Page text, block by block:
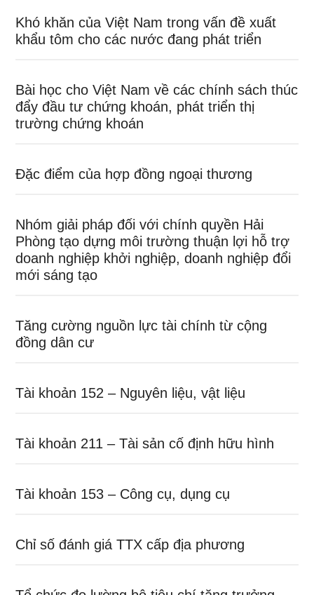
Khó khăn của Việt Nam trong vấn đề xuất
khẩu tôm cho các nước đang phát triển
Bài học cho Việt Nam về các chính sách thúc
đẩy đầu tư chứng khoán, phát triển thị
trường chứng khoán
Đặc điểm của hợp đồng ngoại thương
Nhóm giải pháp đối với chính quyền Hải
Phòng tạo dựng môi trường thuận lợi hỗ trợ
doanh nghiệp khởi nghiệp, doanh nghiệp đổi
mới sáng tạo
Tăng cường nguồn lực tài chính từ cộng
đồng dân cư
Tài khoản 152 – Nguyên liệu, vật liệu
Tài khoản 211 – Tài sản cố định hữu hình
Tài khoản 153 – Công cụ, dụng cụ
Chỉ số đánh giá TTX cấp địa phương